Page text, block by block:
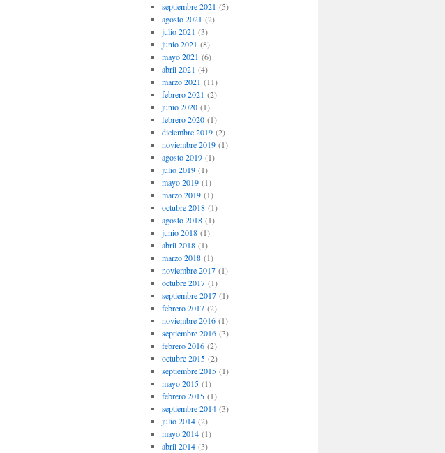
septiembre 2021 (5)
agosto 2021 (2)
julio 2021 (3)
junio 2021 (8)
mayo 2021 (6)
abril 2021 (4)
marzo 2021 (11)
febrero 2021 (2)
junio 2020(1)
febrero 2020(1)
diciembre 2019(2)
noviembre 2019(1)
agosto 2019(1)
julio 2019(1)
mayo 2019(1)
marzo 2019(1)
octubre 2018(1)
agosto 2018(1)
junio 2018(1)
abril 2018(1)
marzo 2018(1)
noviembre 2017(1)
octubre 2017(1)
septiembre 2017(1)
febrero 2017(2)
noviembre 2016(1)
septiembre 2016(3)
febrero 2016(2)
octubre 2015(2)
septiembre 2015(1)
mayo 2015(1)
febrero 2015(1)
septiembre 2014(3)
julio 2014(2)
mayo 2014(1)
abril 2014(3)